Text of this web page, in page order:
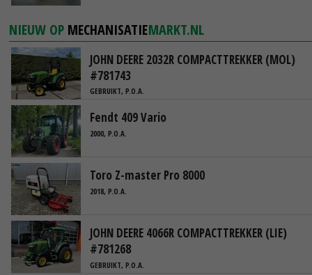
NIEUW OP MECHANISATIEMARKT.NL
JOHN DEERE 2032R COMPACTTREKKER (MOL)
#781743
GEBRUIKT, P.O.A.
Fendt 409 Vario
2000, P.O.A.
Toro Z-master Pro 8000
2018, P.O.A.
JOHN DEERE 4066R COMPACTTREKKER (LIE)
#781268
GEBRUIKT, P.O.A.